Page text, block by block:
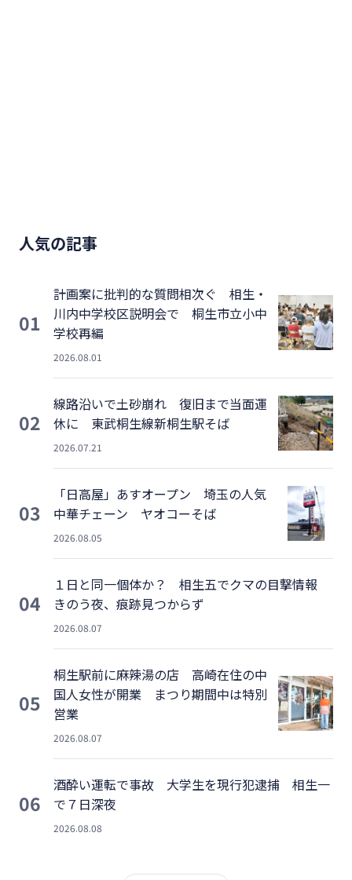
人気の記事
01
計画案に批判的な質問相次ぐ 相生・
川内中学校区説明会で 桐生市立小中
学校再編
2026.08.01
02
線路沿いで土砂崩れ 復旧まで当面運
休に 東武桐生線新桐生駅そば
2026.07.21
03
「日高屋」あすオープン 埼玉の人気
中華チェーン ヤオコーそば
2026.08.05
04
１日と同一個体か？ 相生五でクマの目撃情報
きのう夜、痕跡見つからず
2026.08.07
05
桐生駅前に麻辣湯の店 高崎在住の中
国人女性が開業 まつり期間中は特別
営業
2026.08.07
06
酒酔い運転で事故 大学生を現行犯逮捕 相生一
で７日深夜
2026.08.08